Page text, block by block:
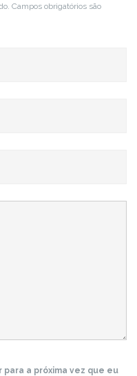
Campos obrigatórios são
a próxima vez que eu